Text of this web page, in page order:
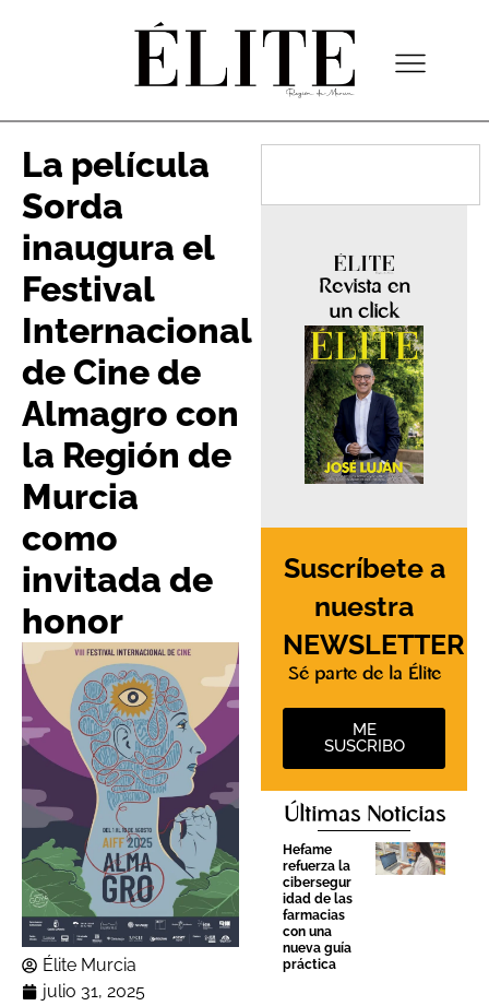
La película
Sorda
inaugura el
Festival
Internacional
de Cine de
Almagro con
la Región de
Murcia
como
invitada de
honor
Élite Murcia
julio 31, 2025
Revista en
un click
Suscríbete a
nuestra
NEWSLETTER
Sé parte de la Élite
ME
SUSCRIBO
Últimas Noticias
Hefame
refuerza la
cibersegur
idad de las
farmacias
con una
nueva guía
práctica